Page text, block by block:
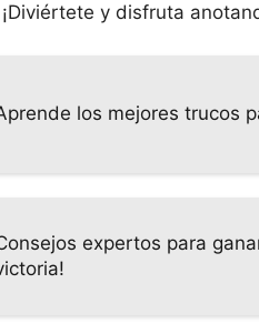
y disfruta
los mejores trucos
expertos para